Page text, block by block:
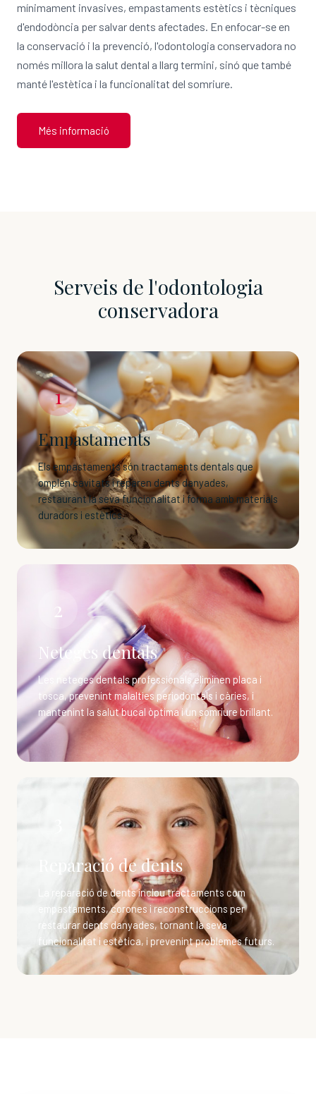
mínimament invasives, empastaments estètics i tècniques
d'endodòncia per salvar dents afectades. En enfocar-se en
la conservació i la prevenció, l'odontologia conservadora no
només millora la salut dental a llarg termini, sinó que també
manté l'estètica i la funcionalitat del somriure.
Més informació
Serveis de l'odontologia
conservadora
1
Empastaments
Els empastaments són tractaments dentals que
omplen cavitats i reparen dents danyades,
restaurant la seva funcionalitat i forma amb materials
duradors i estètics.
2
Neteges dentals
Les neteges dentals professionals eliminen placa i
tosca, prevenint malalties periodontals i càries, i
mantenint la salut bucal òptima i un somriure brillant.
Reparació de dents
La reparació de dents inclou tractaments com
empastaments, corones i reconstruccions per
restaurar dents danyades, tornant la seva
funcionalitat i estètica, i prevenint problemes futurs.